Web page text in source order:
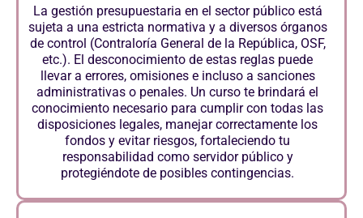
La gestión presupuestaria en el sector público está
sujeta a una estricta normativa y a diversos órganos
de control (Contraloría General de la República, OSF,
etc.). El desconocimiento de estas reglas puede
llevar a errores, omisiones e incluso a sanciones
administrativas o penales. Un curso te brindará el
conocimiento necesario para cumplir con todas las
disposiciones legales, manejar correctamente los
fondos y evitar riesgos, fortaleciendo tu
responsabilidad como servidor público y
protegiéndote de posibles contingencias.